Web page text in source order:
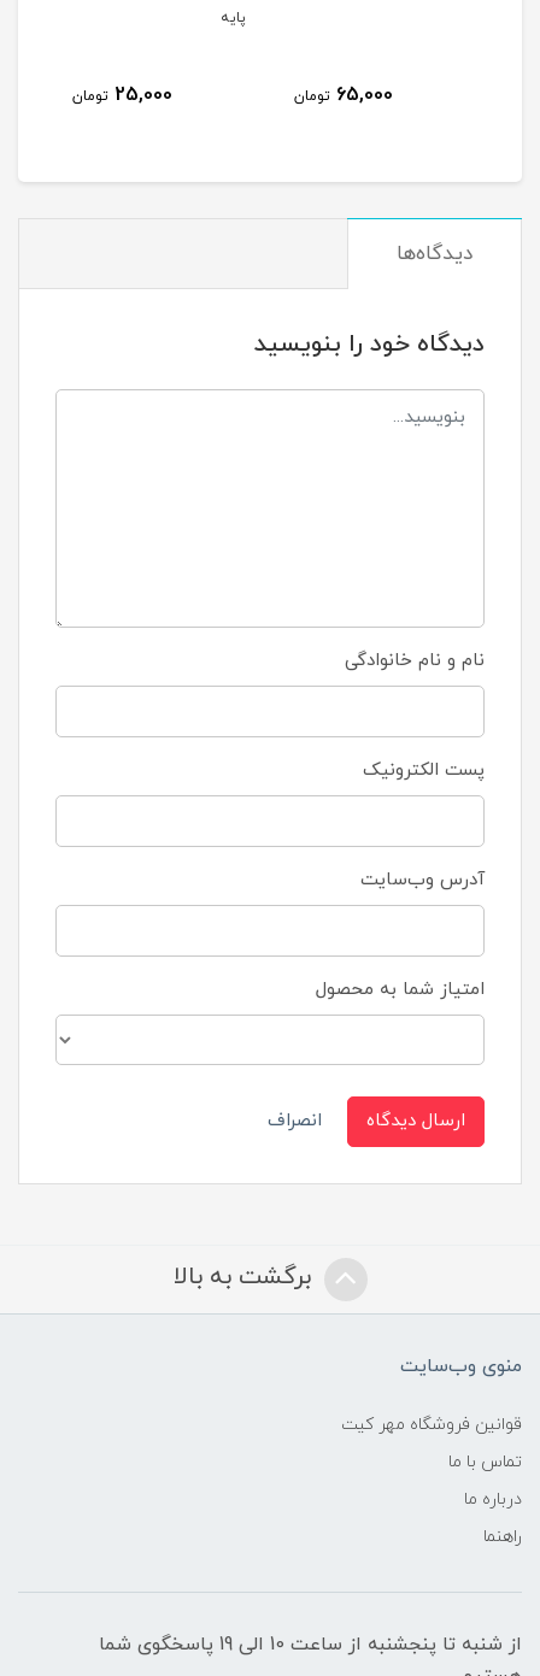
65,000 تومان
پایه
25,000 تومان
دیدگاه‌ها
دیدگاه خود را بنویسید
نام و نام خانوادگی
پست الکترونیک
آدرس وب‌سایت
امتیاز شما به محصول
ارسال دیدگاه انصراف
برگشت به بالا
منوی وب‌سایت
قوانین فروشگاه مهر کیت
تماس با ما
درباره ما
راهنما
از شنبه تا پنجشنبه از ساعت 10 الی 19 پاسخگوی شما